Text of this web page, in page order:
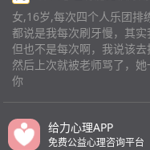
女,16岁,每次四个人乐团排
都说是我每次刷牙慢，其
但也不是每次啊，我说该去
然后上次就被老师骂了，
你
给力心理APP
免费公益心理咨询平台